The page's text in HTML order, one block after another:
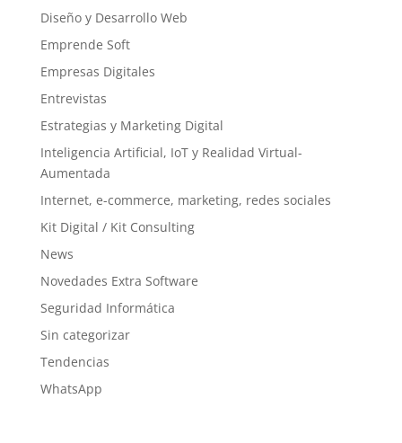
Diseño y Desarrollo Web
Emprende Soft
Empresas Digitales
Entrevistas
Estrategias y Marketing Digital
Inteligencia Artificial, IoT y Realidad Virtual-
Aumentada
Internet, e-commerce, marketing, redes sociales
Kit Digital / Kit Consulting
News
Novedades Extra Software
Seguridad Informática
Sin categorizar
Tendencias
WhatsApp